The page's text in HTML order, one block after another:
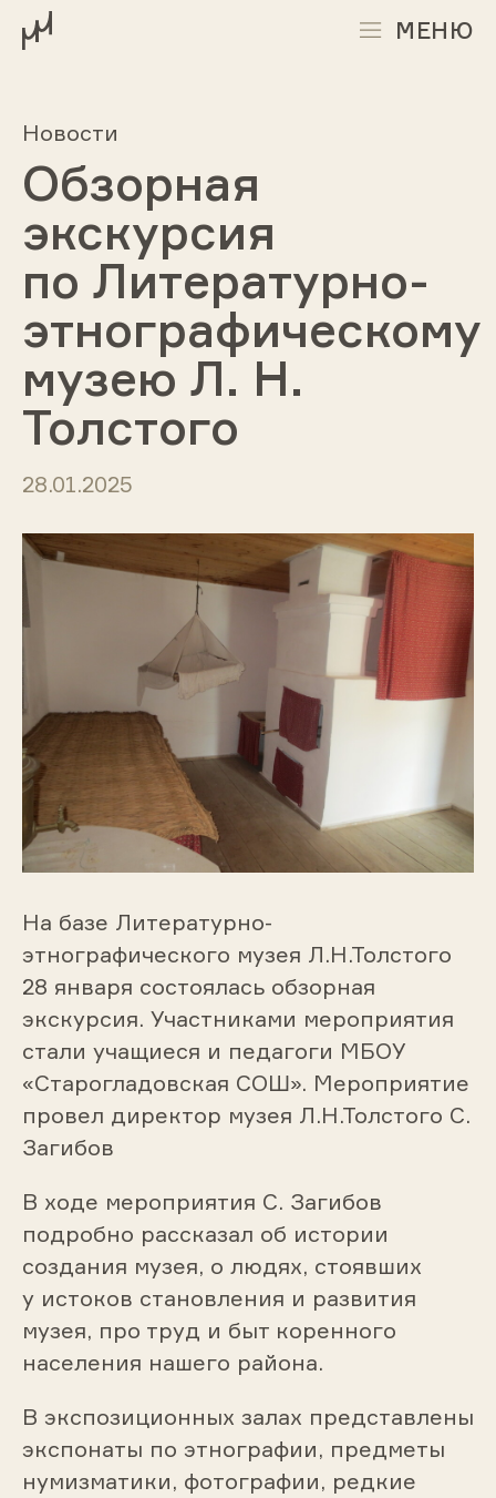
МЕНЮ
Новости
Обзорная
экскурсия
по Литературно-
этнографическому
музею Л. Н.
Толстого
28.01.2025
На базе Литературно-
этнографического музея Л.Н.Толстого
28 января состоялась обзорная
экскурсия. Участниками мероприятия
стали учащиеся и педагоги МБОУ
«Старогладовская СОШ». Мероприятие
провел директор музея Л.Н.Толстого С.
Загибов
В ходе мероприятия С. Загибов
подробно рассказал об истории
создания музея, о людях, стоявших
у истоков становления и развития
музея, про труд и быт коренного
населения нашего района.
В экспозиционных залах представлены
экспонаты по этнографии, предметы
нумизматики, фотографии, редкие